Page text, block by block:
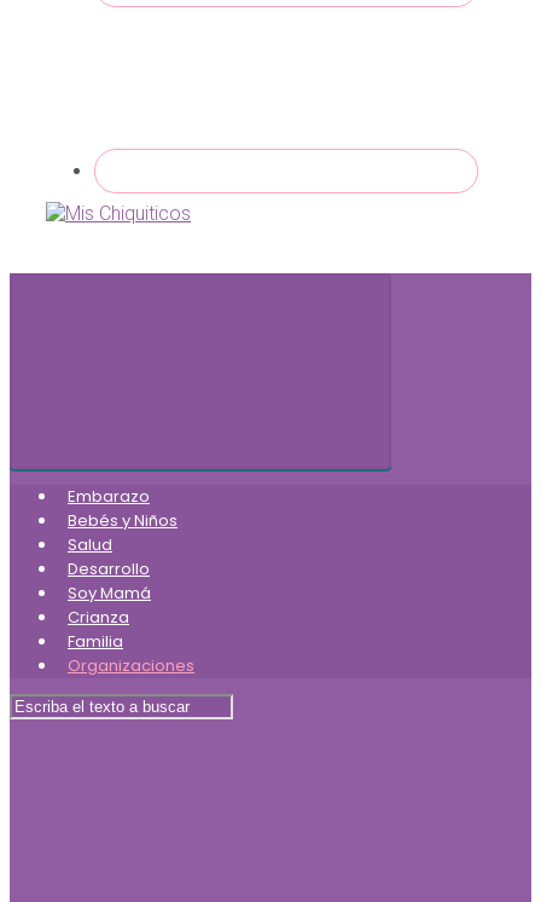
Embarazo
Bebés y Niños
Salud
Desarrollo
Soy Mamá
Crianza
Familia
Organizaciones